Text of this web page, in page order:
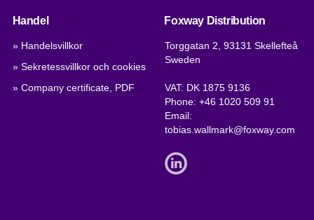
Handel
» Handelsvillkor
» Sekretessvillkor och cookies
» Company certificate, PDF
Foxway Distribution
Torggatan 2, 93131 Skellefteå
Sweden
VAT: DK 1875 9136
Phone:+46 1020 509 91
Email:
tobias.wallmark@foxway.com